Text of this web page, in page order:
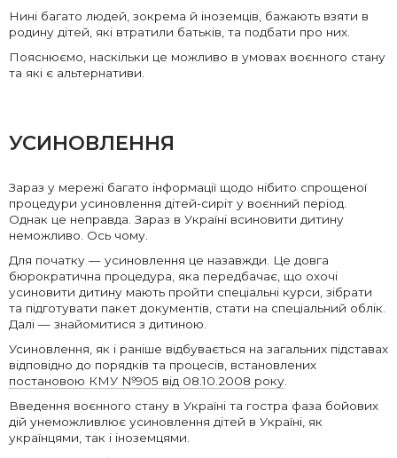
Нині багато людей, зокрема й іноземців, бажають взяти в
родину дітей, які втратили батьків, та подбати про них.
Пояснюємо, наскільки це можливо в умовах воєнного стану
та які є альтернативи.
УСИНОВЛЕННЯ
Зараз у мережі багато інформації щодо нібито спрощеної
процедури усиновлення дітей-сиріт у воєнний період.
Однак це неправда. Зараз в Україні всиновити дитину
неможливо. Ось чому.
Для початку — усиновлення це назавжди. Це довга
бюрократична процедура, яка передбачає, що охочі
усиновити дитину мають пройти спеціальні курси, зібрати
та підготувати пакет документів, стати на спеціальний облік.
Далі — знайомитися з дитиною.
Усиновлення, як і раніше відбувається на загальних підставах
відповідно до порядків та процесів, встановлених
постановою КМУ №905 від 08.10.2008 року.
Введення воєнного стану в Україні та гостра фаза бойових
дій унеможливлює усиновлення дітей в Україні, як
українцями, так і іноземцями.